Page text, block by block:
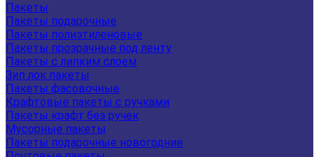
Пакеты
Пакеты подарочные
Пакеты полиэтиленовые
Пакеты прозрачные под ленту
Пакеты с липким слоем
Зип лок пакеты
Пакеты фасовочные
Крафтовые пакеты с ручками
Пакеты крафт без ручек
Мусорные пакеты
Пакеты подарочные новогодние